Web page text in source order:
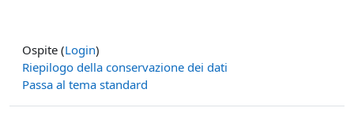
Ospite (Login)
Riepilogo della conservazione dei dati
Passa al tema standard